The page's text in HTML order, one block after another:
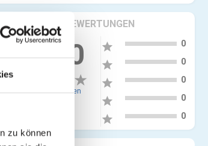
zu können
KRITIKEN & BEWERTUNGEN
0.00
0 Bewertungen
star 0
star 0
star 0
star 0
star 0